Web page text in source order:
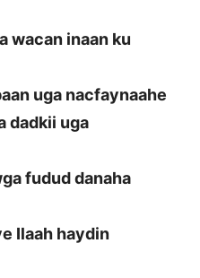
wacan inaan ku
uga nacfaynaahe
dadkii uga
fudud danaha
Ilaah haydin